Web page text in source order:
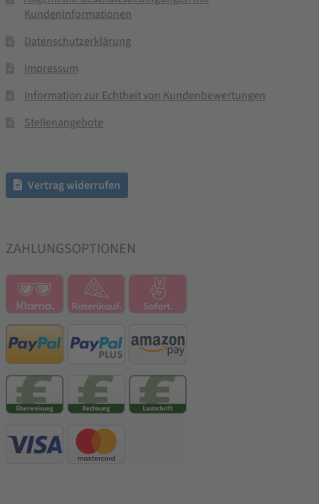
Kundeninformationen
Datenschutzerklärung
Impressum
Information zur Echtheit von Kundenbewertungen
Stellenangebote
Vertrag widerrufen
ZAHLUNGSOPTIONEN